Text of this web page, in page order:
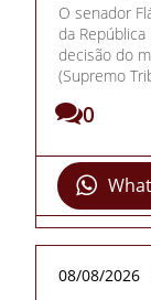
O senador
da
decisão do
(Supremo
0
08/08/2026